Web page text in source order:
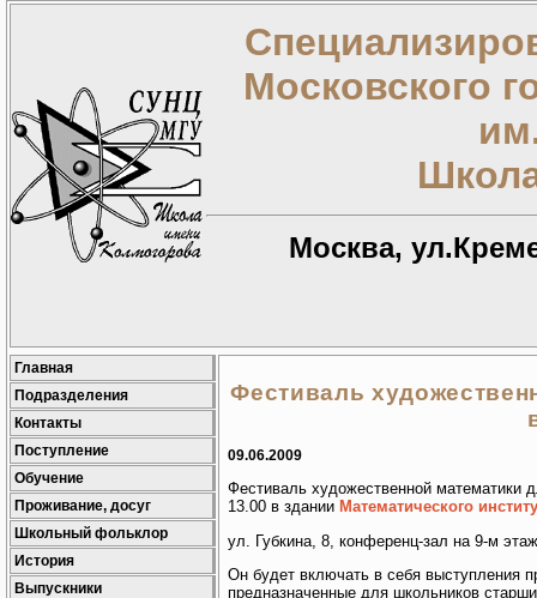
Московского
Москва,
Главная
Подразделения
Контакты
Поступление
Обучение
Проживание, досуг
Школьный фольклор
История
Выпускники
Фестиваль
09.06.2009
Фестиваль художественной математики
13.00 в здании Математического
ул. Губкина, 8, конференц-зал на 9-м
Он будет включать в себя выступления
предназначенные для школьников